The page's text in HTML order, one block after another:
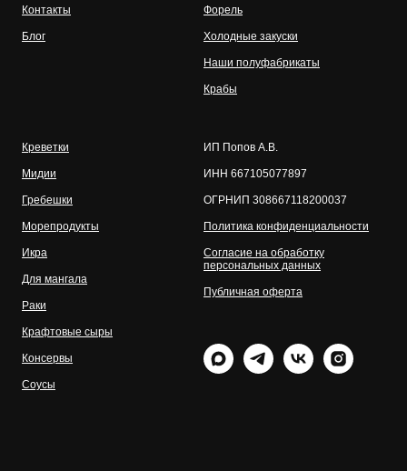
Контакты
Блог
Форель
Холодные закуски
Наши полуфабрикаты
Крабы
Креветки
Мидии
Гребешки
Морепродукты
Икра
Для мангала
Раки
Крафтовые сыры
Консервы
Соусы
ИП Попов А.В.
ИНН 667105077897
ОГРНИП 308667118200037
Политика конфиденциальности
Согласие на обработку
персональных данных
Публичная оферта